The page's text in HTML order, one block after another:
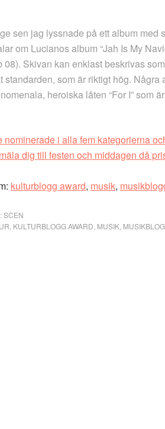
sen jag lyssnade på ett album med
om Lucianos album “Jah Is My
08). Skivan kan enklast beskrivas
standarden, som är riktigt hög.
heroiska låten “For I” som
nominerade i alla fem kategorierna
dig till festen och middagen då
kulturblogg award, musik,
SCEN
KULTURBLOGG AWARD MUSIK